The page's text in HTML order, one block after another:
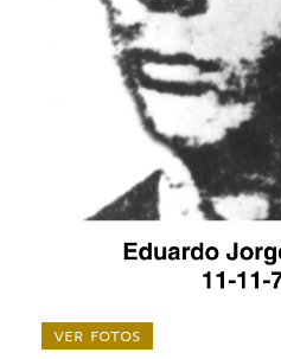
ver fotos